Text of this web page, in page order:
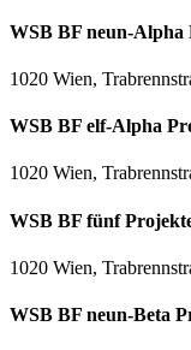
WSB BF neun-
1020 Wien,
WSB BF elf-Alpha
1020 Wien,
WSB BF fünf
1020 Wien,
WSB BF neun-Beta